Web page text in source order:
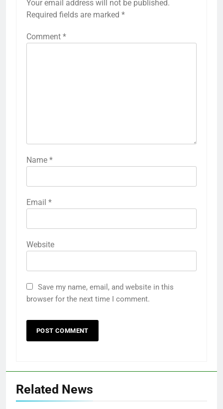
Your email address will not be published.
Required fields are marked *
Comment *
Name *
Email *
Website
Save my name, email, and website in this
browser for the next time I comment.
Related News